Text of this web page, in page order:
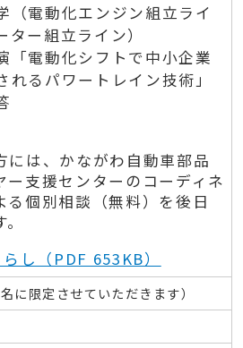
（電動化エンジン組立ライ
ター組立ライン）
「電動化シフトで中小企業
れるパワートレイン技術」
には、かながわ自動車部品
ー支援センターのコーディネ
る個別相談（無料）を後日
し（PDF 653KB）
に限定させていただきます）